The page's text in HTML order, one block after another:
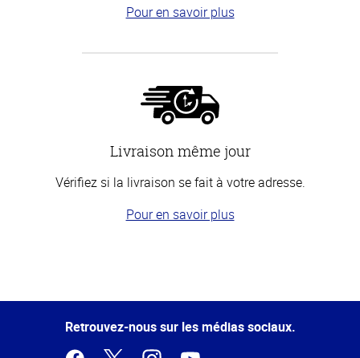
Pour en savoir plus
Livraison même jour
Vérifiez si la livraison se fait à votre adresse.
Pour en savoir plus
de la
Retrouvez-nous sur les médias sociaux.